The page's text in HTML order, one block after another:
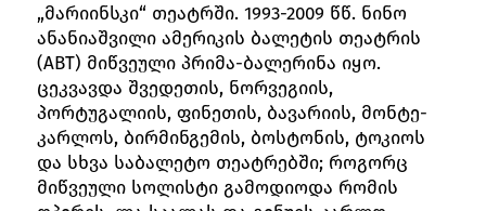
„მარიინსკი“ თეატრში. 1993-2009 წწ. ნინო
ანანიაშვილი ამერიკის ბალეტის თეატრის
(ABT) მიწვეული პრიმა-ბალერინა იყო.
ცეკვავდა შვედეთის, ნორვეგიის,
პორტუგალიის, ფინეთის, ბავარიის, მონტე-
კარლოს, ბირმინგემის, ბოსტონის, ტოკიოს
და სხვა საბალეტო თეატრებში; როგორც
მიწვეული სოლისტი გამოდიოდა რომის